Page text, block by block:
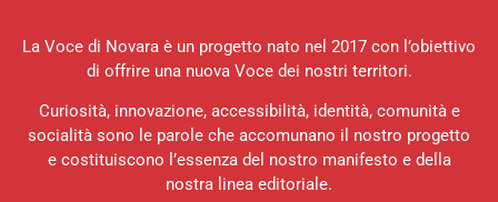
La Voce di Novara è un progetto nato nel 2017 con l’obiettivo
di offrire una nuova Voce dei nostri territori.
Curiosità, innovazione, accessibilità, identità, comunità e
socialità sono le parole che accomunano il nostro progetto
e costituiscono l’essenza del nostro manifesto e della
nostra linea editoriale.